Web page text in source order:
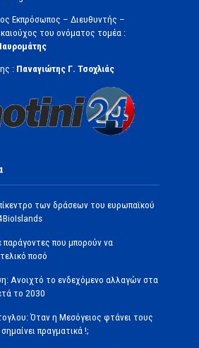
Εκπρόσωπος – Διευθυντής –
του ονόματος τομέα :
: Παναγιώτης Γ. Τσοχλιάς
των δράσεων του ευρωπαϊκού
παράγοντες που μπορούν να
ποσό
Ανοιχτό το ενδεχόμενο αλλαγών στα
το 2030
Όταν η Μεσόγειος φτάνει τους
πραγματικά !;